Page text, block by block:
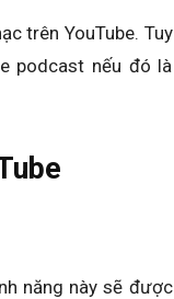
trên YouTube. Tuy
podcast nếu đó là
năng này sẽ được